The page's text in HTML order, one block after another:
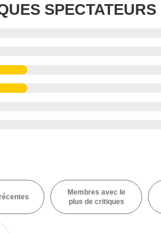
SPECTATEURS
Membres avec le
plus de critiques